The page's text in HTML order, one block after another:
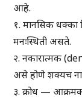
आहे.
१. मानसिक धक्का
मनःस्थिती असते.
२. नकारात्मक
असे होणे शक्यच
३. क्रोध —